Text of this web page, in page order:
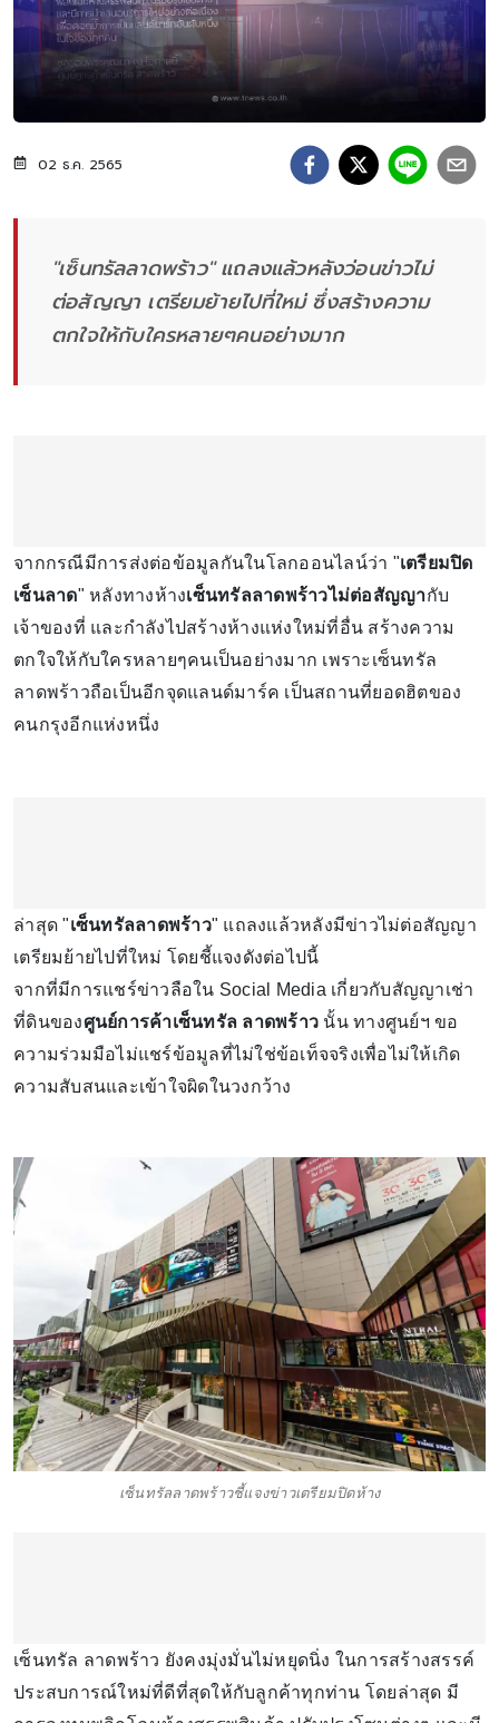
02 ธ.ค. 2565
"เซ็นทรัลลาดพร้าว" แถลงแล้วหลังว่อนข่าวไม่
ต่อสัญญา เตรียมย้ายไปที่ใหม่ ซึ่งสร้างความ
ตกใจให้กับใครหลายๆคนอย่างมาก
จากกรณีมีการส่งต่อข้อมูลกันในโลกออนไลน์ว่า "เตรียมปิด
เซ็นลาด" หลังทางห้างเซ็นทรัลลาดพร้าวไม่ต่อสัญญากับ
เจ้าของที่ และกำลังไปสร้างห้างแห่งใหม่ที่อื่น สร้างความ
ตกใจให้กับใครหลายๆคนเป็นอย่างมาก เพราะเซ็นทรัล
ลาดพร้าวถือเป็นอีกจุดแลนด์มาร์ค เป็นสถานที่ยอดฮิตของ
คนกรุงอีกแห่งหนึ่ง
ล่าสุด "เซ็นทรัลลาดพร้าว" แถลงแล้วหลังมีข่าวไม่ต่อสัญญา
เตรียมย้ายไปที่ใหม่ โดยชี้แจงดังต่อไปนี้
จากที่มีการแชร์ข่าวลือใน Social Media เกี่ยวกับสัญญาเช่า
ที่ดินของศูนย์การค้าเซ็นทรัล ลาดพร้าว นั้น ทางศูนย์ฯ ขอ
ความร่วมมือไม่แชร์ข้อมูลที่ไม่ใช่ข้อเท็จจริงเพื่อไม่ให้เกิด
ความสับสนและเข้าใจผิดในวงกว้าง
เซ็นทรัลลาดพร้าวชี้แจงข่าวเตรียมปิดห้าง
เซ็นทรัล ลาดพร้าว ยังคงมุ่งมั่นไม่หยุดนิ่ง ในการสร้างสรรค์
ประสบการณ์ใหม่ที่ดีที่สุดให้กับลูกค้าทุกท่าน โดยล่าสุด มี